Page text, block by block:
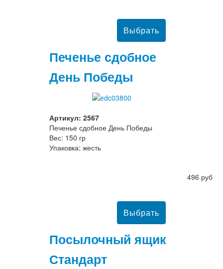
Печенье сдобное
День Победы
Артикул: 2567
Печенье сдобное День Победы
Вес: 150 гр
Упаковка: жесть
496 руб
Посылочный ящик
Стандарт